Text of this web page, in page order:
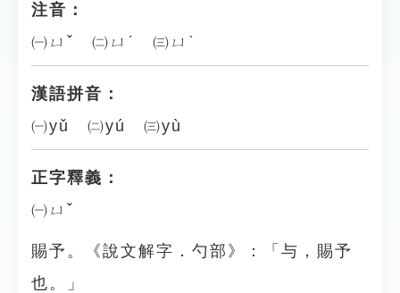
注音：
㈠ㄩˇ ㈡ㄩˊ ㈢ㄩˋ
漢語拼音：
㈠yǔ ㈡yú ㈢yù
正字釋義：
㈠ㄩˇ
賜予。《說文解字．勺部》：「与，賜予
也。」